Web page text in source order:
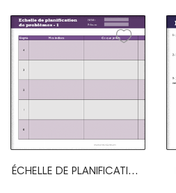
ÉCHELLE DE PLANIFICATION